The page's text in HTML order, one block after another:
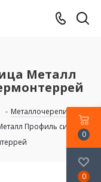
Металл
- Металлочерепица
Профиль синяя
0
0